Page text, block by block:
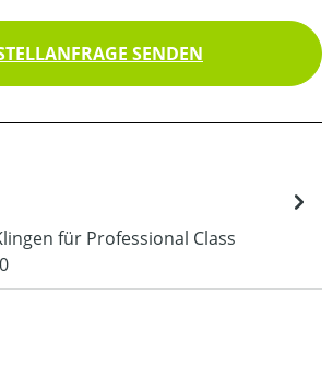
SENDEN
für Professional Class